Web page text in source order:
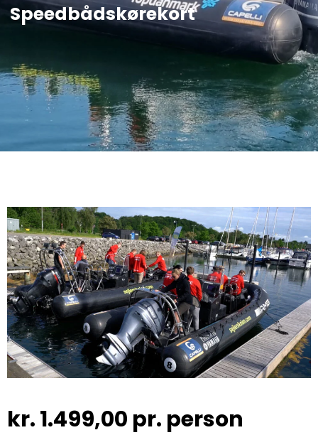
Speedbådskørekort
kr.1.499,00 pr. person